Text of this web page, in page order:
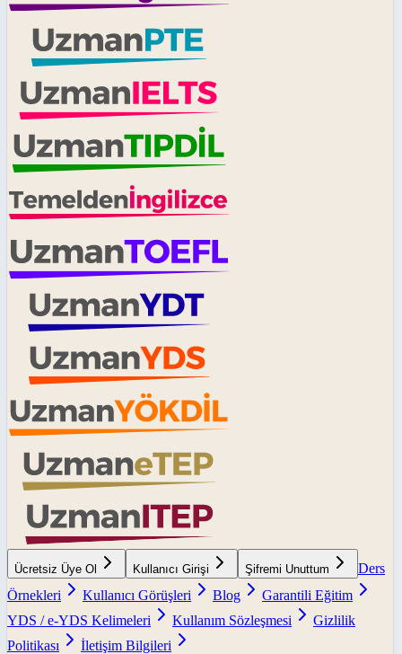
Ücretsiz Üye Ol Kullanıcı Girişi Şifremi Unuttum
Ders
Örnekleri
Kullanıcı Görüşleri Blog
Garantili Eğitim
YDS / e-YDS Kelimeleri
Kullanım Sözleşmesi
Gizlilik
Politikası
İletişim Bilgileri